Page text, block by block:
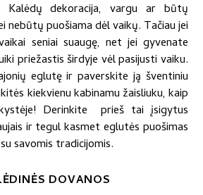
Kalėdų dekoracija, vargu ar būtų
nebūtų puošiama dėl vaikų. Tačiau jei
seniai suaugę, net jei gyvenate
priežastis širdyje vėl pasijusti vaiku.
eglutę ir paverskite ją šventiniu
kiekvienu kabinamu žaisliuku, kaip
Derinkite prieš tai įsigytus
ir tegul kasmet eglutės puošimas
savomis tradicijomis.
DOVANOS